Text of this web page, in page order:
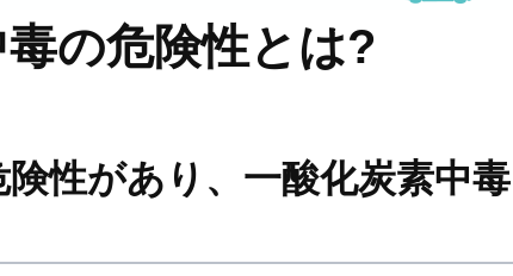
の危険性とは?
性があり、一酸化炭素中